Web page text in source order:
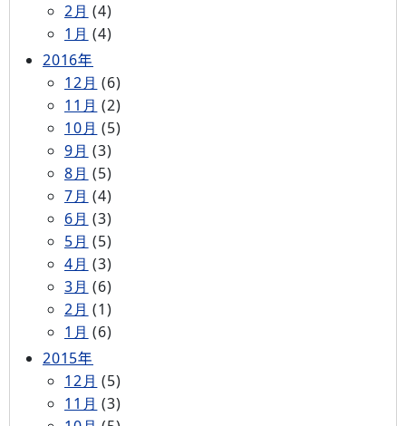
2月 (4)
1月 (4)
2016年
12月 (6)
11月 (2)
10月 (5)
9月 (3)
8月 (5)
7月 (4)
6月 (3)
5月 (5)
4月 (3)
3月 (6)
2月 (1)
1月 (6)
2015年
12月 (5)
11月 (3)